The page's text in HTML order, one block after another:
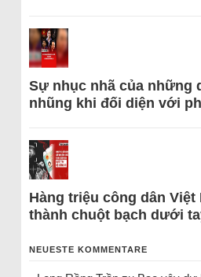
Sự nhục nhã của những
nhũng khi đối diện với
Hàng triệu công dân Việt
thành chuột bạch dưới
NEUESTE KOMMENTARE